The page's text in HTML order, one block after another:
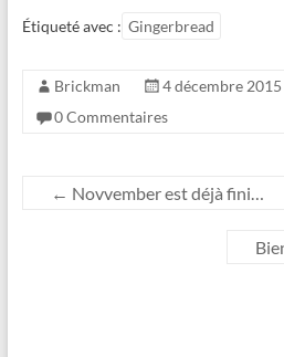
Étiqueté avec : Gingerbread
Brickman 4 décembre 2015
0 Commentaires
← Novvember est déjà fini…